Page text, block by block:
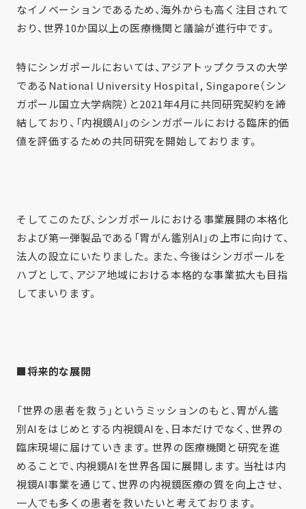
なイノベーションであるため、海外からも高く注目されて
おり、世界10か国以上の医療機関と議論が進行中です。
特にシンガポールにおいては、アジアトップクラスの大学
であるNational University Hospital, Singapore（シン
ガポール国立大学病院）と2021年4月に共同研究契約を締
結しており、「内視鏡AI」のシンガポールにおける臨床的価
値を評価するための共同研究を開始しております。
そしてこのたび、シンガポールにおける事業展開の本格化
および第一弾製品である「胃がん鑑別AI」の上市に向けて、
法人の設立にいたりました。また、今後はシンガポールを
ハブとして、アジア地域における本格的な事業拡大も目指
してまいります。
■将来的な展開
「世界の患者を救う」というミッションのもと、胃がん鑑
別AIをはじめとする内視鏡AIを、日本だけでなく、世界の
臨床現場に届けていきます。世界の医療機関と研究を進
めることで、内視鏡AIを世界各国に展開します。当社は内
視鏡AI事業を通じて、世界の内視鏡医療の質を向上させ、
一人でも多くの患者を救いたいと考えております。